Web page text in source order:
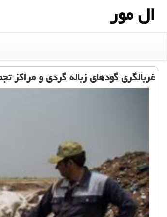
ال مور
غربالگری گودهای زباله گردی و مراكز